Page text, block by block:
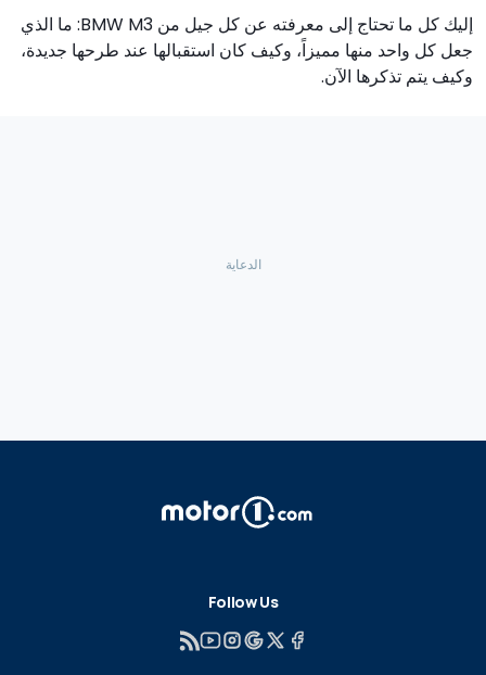
إليك كل ما تحتاج إلى معرفته عن كل جيل من BMW M3: ما الذي
جعل كل واحد منها مميزاً، وكيف كان استقبالها عند طرحها جديدة،
وكيف يتم تذكرها الآن.
Follow Us